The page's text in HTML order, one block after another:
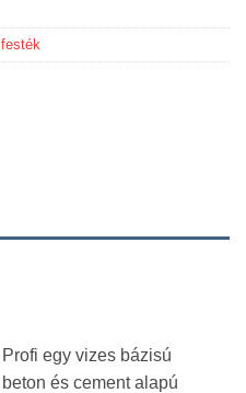
egy vizes bázisú
és cement alapú